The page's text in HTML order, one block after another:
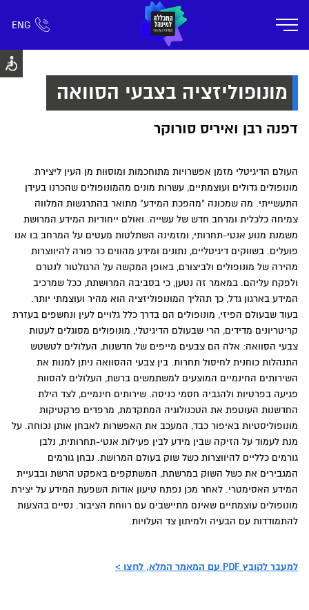
ENG
חפש כל דבר רישום ומידע אזור אישי
אודות תוכניות הלימוד קמפוס דימונה
מונופוליזציה בצבעי הסוואה
דפנה רבן ואיריס סורוקר
העולם הדיגיטלי מזמן אפשרויות מתוחכמות ומוסוות מן העין ליצירת
מונופולים גדולים ועוצמתיים, עשרות מונים מהמונופולים שהכרנו בעידן
התעשייתי. מה שמכונה "מהפכת המידע" מתואר בהתרגשות המלווה
צמיחה כלכלית ומרחב חדש של עשייה. ואולם ייחודיות המידע המרושת
משמנת מנוע אנטי-תחרותי, ומזמינה השתלטות מעטים על המרחב בו אנו
פועלים. בשווקים דיגיטליים, נתונים ומידע מהווים כר פורה להיווצרות
מהירה של מונופולים ולביצורם, באופן המקשה על הרגולטור לנטרם
ולפקח עליהם. במאמר זה נטען, כי בסביבה המרושתת, ככל שמרכיב
המידע בארגון גדל, כך תהליך המונופוליזציה הוא מהיר ועוצמתי יותר.
בעוד שבעולם הפיזי, מונופולים הם בדרך כלל גלויים לעין ונחשפים בעזרת
קריטריונים מדידים, הרי שבעולם הדיגיטלי, מונופולים מסוגלים לעטות
צבעי הסוואה: אלה הם צבעים מייפים של חדשנות, העלולים לטשטש
התנהלות כוחנית לחיסול תחרות. בין צבעי ההסוואה ניתן למנות את
השירותים החינמיים המוצעים למשתמשים ברשת, העלולים להסוות
פגיעה בפרטיות ולהגביה חסמי כניסה. שירותים חינמיים, לצד הילת
החדשנות העוטפת את הטכנולוגיה המתקדמת, מרפדים פרקטיקות
מונופוליסטיות באיפור כבד, המעכב את האפשרות לאבחן אותן נכוחה. על
מנת לעמוד על הזיקה שבין מידע לבין פעילות אנטי-תחרותית, נלבן
גורמים כלליים להיווצרות כשל שוק בעולם המרושת. נבחן גורמים
המגבירים את כשל השוק במרשתת, המשתקפים באפקט הרשת ובבעיית
המידע האסימטרי. לאחר מכן נפתח טיעון אודות השפעת המידע על יצירת
מונופולים עוצמתיים שאינם מתיישבים עם רווחת הציבור. נסיים בהצעות
להתמודדות עם הבעיה ולמיתון צד העלויות.
למעבר לקובץ PDF עם המאמר המלא, לחצו >